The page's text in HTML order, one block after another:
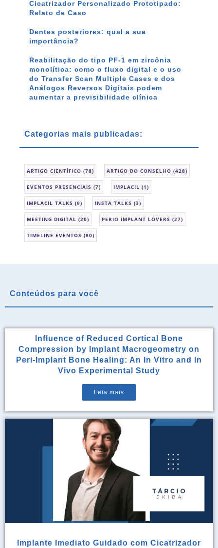
Cicatrizador Personalizado Prototipado:
Relato de Caso
Dentes posteriores: qual a sua
importância?
Reabilitação do tipo PF-1 em zircônia
monolítica: como o fluxo digital e o uso
do Transfer Scan Multiple Cases e dos
Análogos Reversos Digitais podem
aumentar a previsibilidade clínica
Categorias mais publicadas:
ARTIGO CIENTÍFICO (78) ARTIGO DO CONSELHO (428)
EVENTOS PRESENCIAIS (7) IMPLACIL (1)
IMPLACIL TALKS (9) INSTA TALKS (3)
MEETING DIGITAL (20) PERIO IMPLANT LOVERS (27)
TIMELINE EVENTOS (80)
Conteúdos para você
Influence of Reduced Cortical Bone
Compression by Implant Macrogeometry on
Peri-Implant Bone Healing: An In Vitro and In
Vivo Experimental Study
Leia mais
Implante Imediato Guidado com Cicatrizador